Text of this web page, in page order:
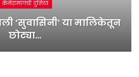
कॅमेरामागची दुनिया
‘सुवासिनी’ या मालिकेतून
छोट्या…